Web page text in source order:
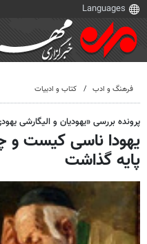
فرهنگ و ادب کتاب و ادبیات
پرونده بررسی «یهودیان و الیگارشی
یهودا ناسی کیست و
پایه گذاشت